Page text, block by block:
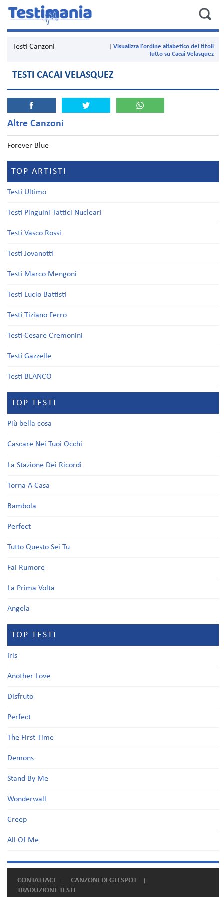
Testi Canzoni
Visualizza l'ordine alfabetico dei titoli
Tutto su Cacai Velasquez
TESTI CACAI VELASQUEZ
Altre Canzoni
Forever Blue
TOP ARTISTI
Testi Ultimo
Testi Pinguini Tattici Nucleari
Testi Vasco Rossi
Testi Jovanotti
Testi Marco Mengoni
Testi Lucio Battisti
Testi Tiziano Ferro
Testi Cesare Cremonini
Testi Gazzelle
Testi BLANCO
TOP TESTI
Più bella cosa
Cascare Nei Tuoi Occhi
La Stazione Dei Ricordi
Torna A Casa
Bambola
Perfect
Tutto Questo Sei Tu
Fai Rumore
La Prima Volta
Angela
TOP TESTI
Iris
Another Love
Disfruto
Perfect
The First Time
Demons
Stand By Me
Wonderwall
Creep
All Of Me
CONTATTACI
CANZONI DEGLI SPOT
TRADUZIONE TESTI